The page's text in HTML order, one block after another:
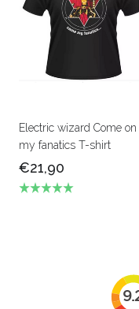
Electric wizard Come on
my fanatics T-shirt
€21,90